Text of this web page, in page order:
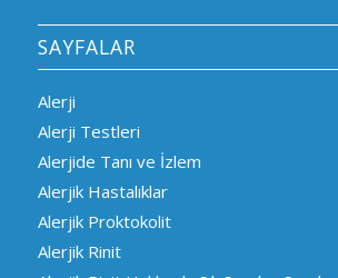
SAYFALAR
Alerji
Alerji Testleri
Alerjide Tanı ve İzlem
Alerjik Hastalıklar
Alerjik Proktokolit
Alerjik Rinit